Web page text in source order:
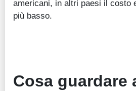
americani, in altri paesi il costo
più basso.
Cosa guardare